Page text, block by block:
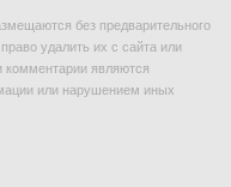
без предварительного
удалить их с сайта или
комментарии являются
или нарушением иных